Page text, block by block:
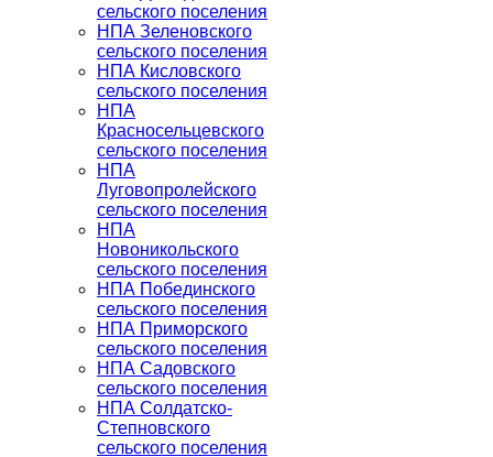
сельского поселения
НПА Зеленовского
сельского поселения
НПА Кисловского
сельского поселения
НПА
Красносельцевского
сельского поселения
НПА
Луговопролейского
сельского поселения
НПА
Новоникольского
сельского поселения
НПА Побединского
сельского поселения
НПА Приморского
сельского поселения
НПА Садовского
сельского поселения
НПА Солдатско-
Степновского
сельского поселения